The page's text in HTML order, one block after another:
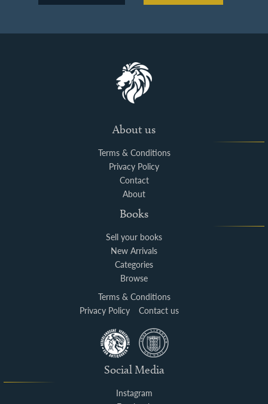
About us
Terms & Conditions
Privacy Policy
Contact
About
Books
Sell your books
New Arrivals
Categories
Browse
Terms & Conditions
Privacy Policy
Contact us
Social Media
Instagram